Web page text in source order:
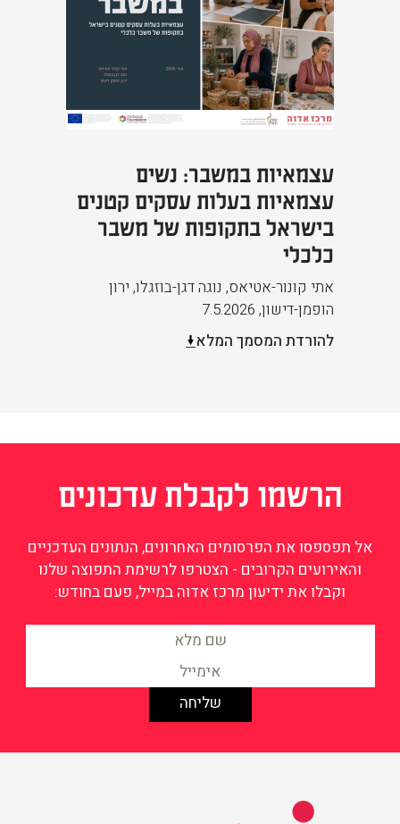
עצמאיות במשבר: נשים
עצמאיות בעלות עסקים קטנים
בישראל בתקופות של משבר
כלכלי
אתי קונור-אטיאס, נוגה דגן-בוזגלו, ירון
הופמן-דישון,
7.5.2026
להורדת המסמך המלא
הרשמו לקבלת עדכונים
אל תפספסו את הפרסומים האחרונים, הנתונים העדכניים
והאירועים הקרובים - הצטרפו לרשימת התפוצה שלנו
וקבלו את ידיעון מרכז אדוה במייל, פעם בחודש: